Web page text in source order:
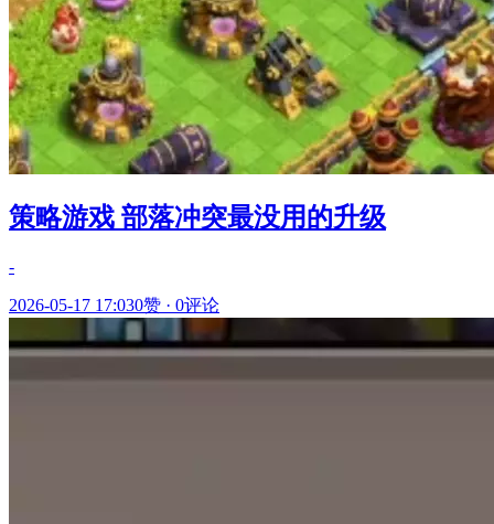
策略游戏 部落冲突最没用的升级
-
2026-05-17 17:030赞 · 0评论